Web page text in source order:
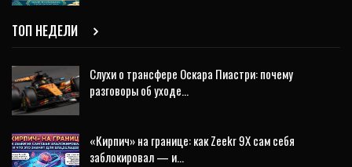
ТОП НЕДЕЛИ
Слухи о трансфере Оскара Пиастри: почему
разговоры об уходе…
«Кирпич» на границе: как Zeekr 9X сам себя
заблокировал — и…